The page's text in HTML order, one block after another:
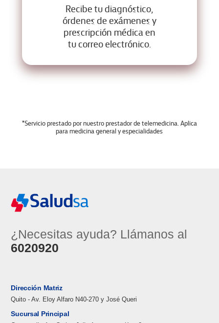
Recibe tu diagnóstico,
órdenes de exámenes y
prescripción médica en
tu correo electrónico.
*Servicio prestado por nuestro prestador de telemedicina. Aplica
para medicina general y especialidades
Dirección Matriz
Quito - Av. Eloy Alfaro N40-270 y José Queri
Sucursal Principal
¿Necesitas ayuda? Llámanos al
6020920